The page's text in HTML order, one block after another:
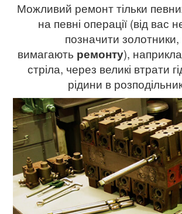
Можливий ремонт тільки
на певні операції (від вас
позначити
вимагають ремонту),
стріла, через великі втрати
рідини в